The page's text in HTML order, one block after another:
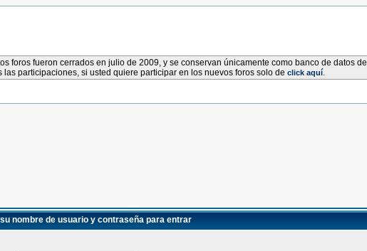
foros fueron cerrados en julio de 2009, y se conservan únicamente como banco de datos de
las participaciones, si usted quiere participar en los nuevos foros solo de click aquí.
nombre de usuario y contraseña para entrar